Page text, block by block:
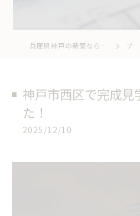
兵庫県神戸の新築なら株式会社あんじゅホーム ブログ
神戸市西区で完成見
た！
2025/12/10